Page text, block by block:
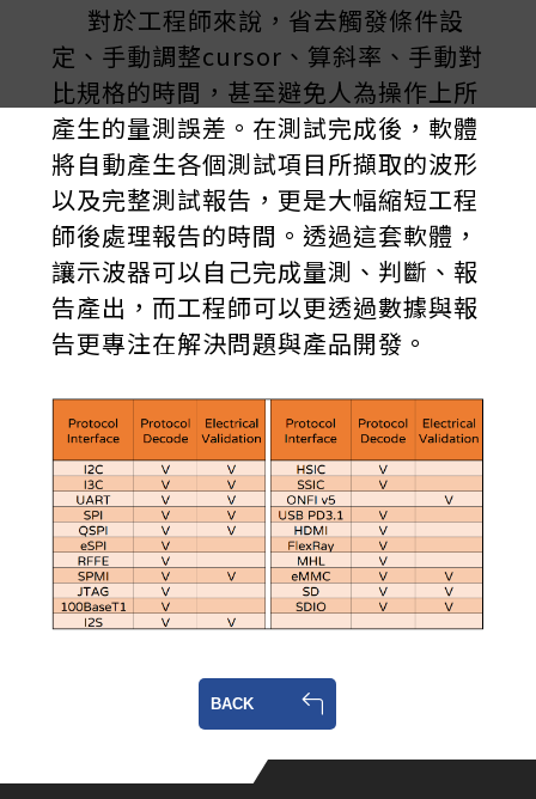
對於工程師來說，省去觸發條件設
定、手動調整cursor、算斜率、手動對
比規格的時間，甚至避免人為操作上所
產生的量測誤差。在測試完成後，軟體
將自動產生各個測試項目所擷取的波形
以及完整測試報告，更是大幅縮短工程
師後處理報告的時間。透過這套軟體，
讓示波器可以自己完成量測、判斷、報
告產出，而工程師可以更透過數據與報
告更專注在解決問題與產品開發。
BACK